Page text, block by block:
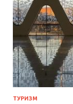
ТУРИЗМ